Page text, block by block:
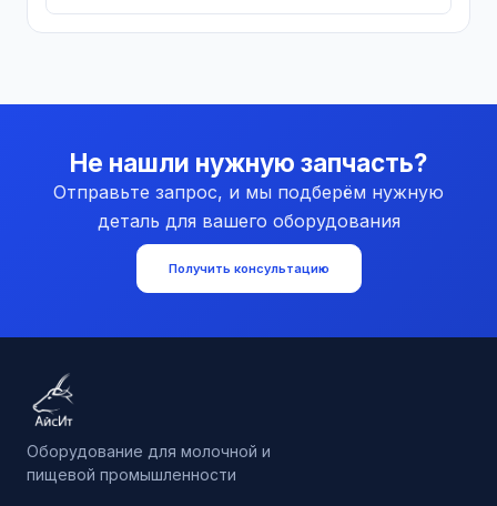
Не нашли нужную запчасть?
Отправьте запрос, и мы подберём нужную
деталь для вашего оборудования
Получить консультацию
Оборудование для молочной и
пищевой промышленности